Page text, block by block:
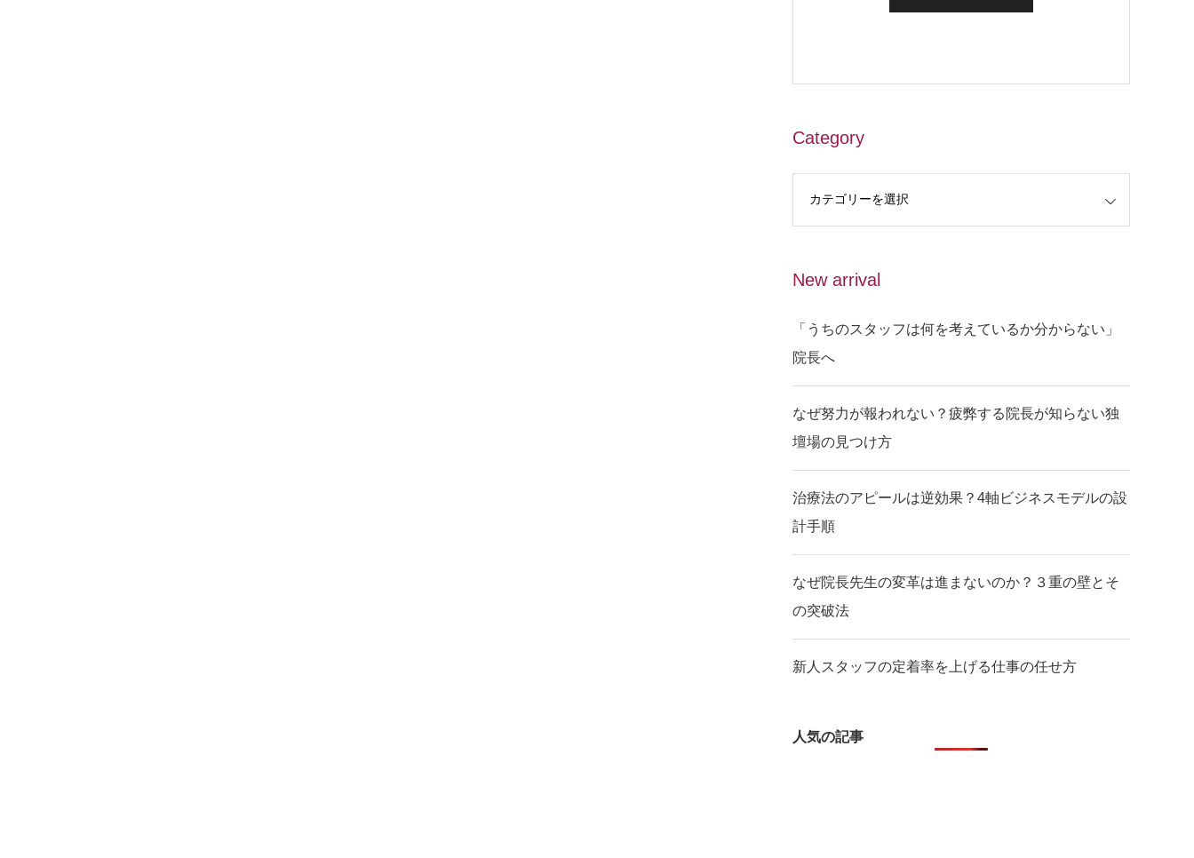
Category
New arrival
「うちのスタッフは何を考えているか分からない」
院長へ
なぜ努力が報われない？疲弊する院長が知らない独
壇場の見つけ方
治療法のアピールは逆効果？4軸ビジネスモデルの設
計手順
なぜ院長先生の変革は進まないのか？３重の壁とそ
の突破法
新人スタッフの定着率を上げる仕事の任せ方
人気の記事